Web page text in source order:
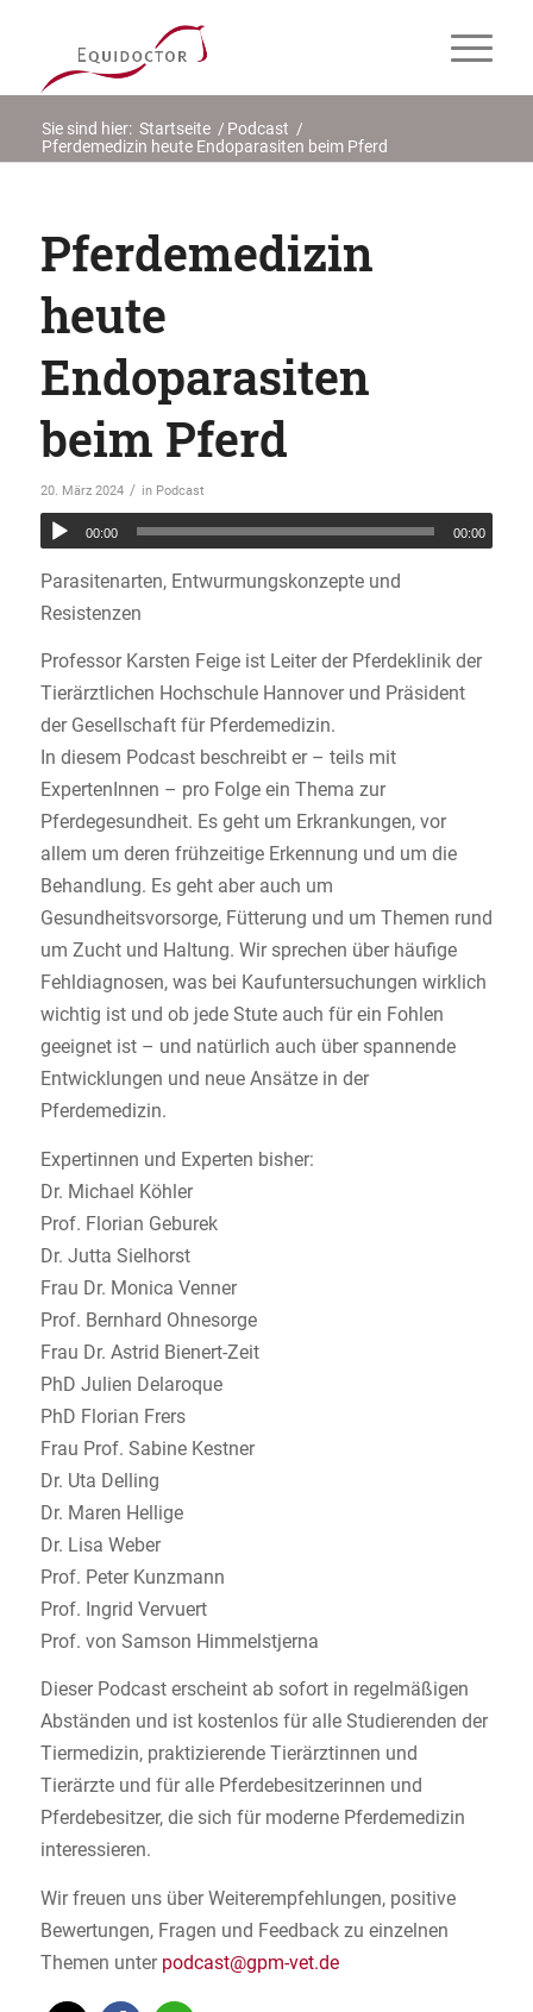
Sie sind hier: Startseite / Podcast /
Pferdemedizin heute Endoparasiten beim Pferd
Pferdemedizin
heute
Endoparasiten
beim Pferd
20. März 2024 / in Podcast
00:00 00:00
Parasitenarten, Entwurmungskonzepte und
Resistenzen
Professor Karsten Feige ist Leiter der Pferdeklinik der
Tierärztlichen Hochschule Hannover und Präsident
der Gesellschaft für Pferdemedizin.
In diesem Podcast beschreibt er – teils mit
ExpertenInnen – pro Folge ein Thema zur
Pferdegesundheit. Es geht um Erkrankungen, vor
allem um deren frühzeitige Erkennung und um die
Behandlung. Es geht aber auch um
Gesundheitsvorsorge, Fütterung und um Themen rund
um Zucht und Haltung. Wir sprechen über häufige
Fehldiagnosen, was bei Kaufuntersuchungen wirklich
wichtig ist und ob jede Stute auch für ein Fohlen
geeignet ist – und natürlich auch über spannende
Entwicklungen und neue Ansätze in der
Pferdemedizin.
Expertinnen und Experten bisher:
Dr. Michael Köhler
Prof. Florian Geburek
Dr. Jutta Sielhorst
Frau Dr. Monica Venner
Prof. Bernhard Ohnesorge
Frau Dr. Astrid Bienert-Zeit
PhD Julien Delaroque
PhD Florian Frers
Frau Prof. Sabine Kestner
Dr. Uta Delling
Dr. Maren Hellige
Dr. Lisa Weber
Prof. Peter Kunzmann
Prof. Ingrid Vervuert
Prof. von Samson Himmelstjerna
Dieser Podcast erscheint ab sofort in regelmäßigen
Abständen und ist kostenlos für alle Studierenden der
Tiermedizin, praktizierende Tierärztinnen und
Tierärzte und für alle Pferdebesitzerinnen und
Pferdebesitzer, die sich für moderne Pferdemedizin
interessieren.
Wir freuen uns über Weiterempfehlungen, positive
Bewertungen, Fragen und Feedback zu einzelnen
Themen unter podcast@gpm-vet.de